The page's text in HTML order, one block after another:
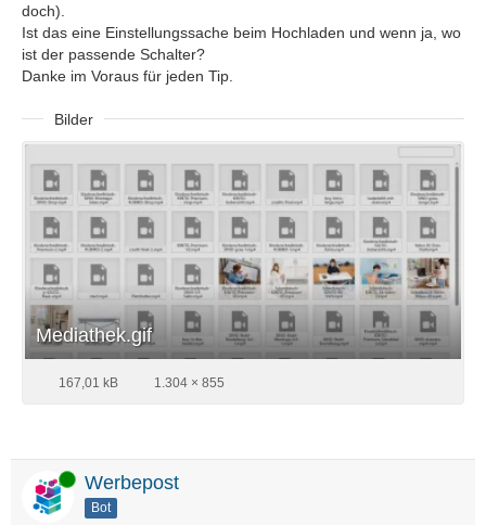
doch).
Ist das eine Einstellungssache beim Hochladen und wenn ja, wo
ist der passende Schalter?
Danke im Voraus für jeden Tip.
Bilder
Mediathek.gif
167,01 kB 1.304 × 855
Online Werbepost
Bot